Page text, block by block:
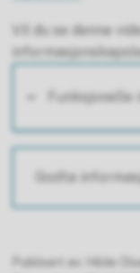
Vil du se denne
Godta
Publisert av Hilde